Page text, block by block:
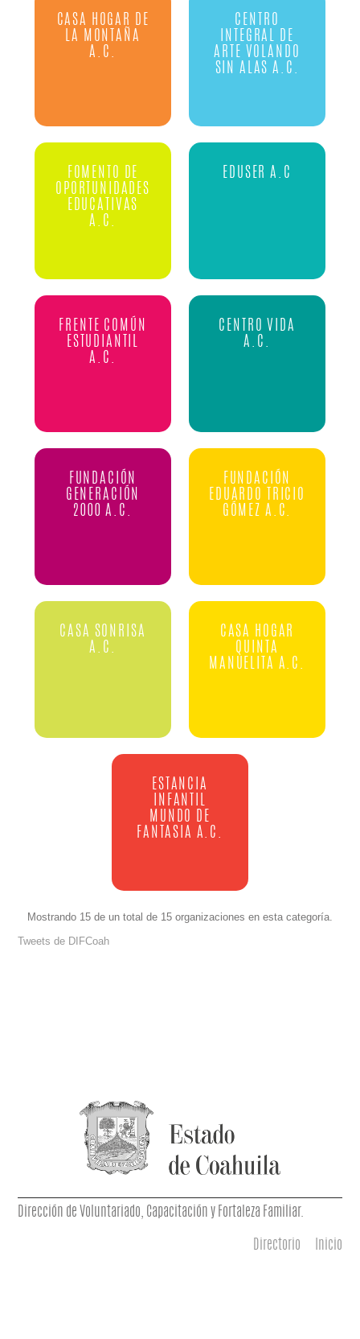
CASA HOGAR DE
LA MONTAÑA
A.C.
CENTRO
INTEGRAL DE
ARTE VOLANDO
SIN ALAS A.C.
FOMENTO DE
OPORTUNIDADES
EDUCATIVAS
A.C.
EDUSER A.C
FRENTE COMÚN
ESTUDIANTIL
A.C.
CENTRO VIDA
A.C.
FUNDACIÓN
GENERACIÓN
2000 A.C.
FUNDACIÓN
EDUARDO TRICIO
GÓMEZ A.C.
CASA SONRISA
A.C.
CASA HOGAR
QUINTA
MANUELITA A.C.
ESTANCIA
INFANTIL
MUNDO DE
FANTASIA A.C.
Mostrando 15 de un total de 15 organizaciones en esta categoría.
Tweets de DIFCoah
Dirección de Voluntariado, Capacitación y Fortaleza Familiar.
Directorio Inicio